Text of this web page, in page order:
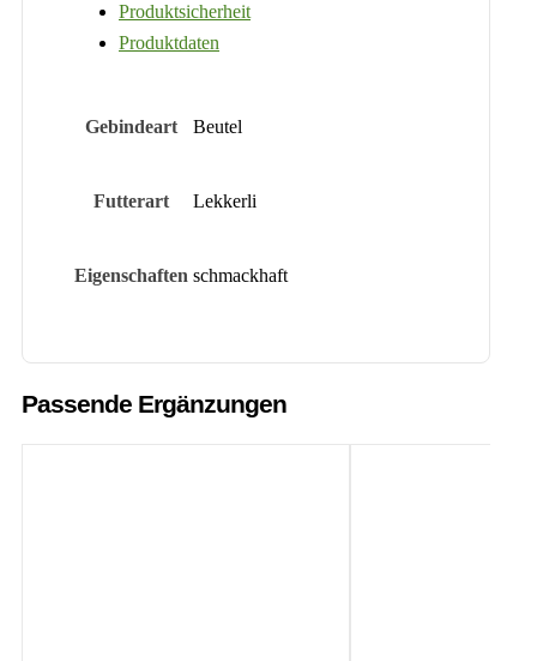
Produktsicherheit
Produktdaten
Gebindeart Beutel
Futterart Lekkerli
Eigenschaften schmackhaft
Passende Ergänzungen